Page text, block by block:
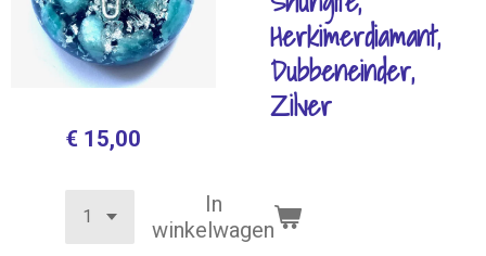
Herkimerdiamant,
Dubbeneinder,
Zilver
€ 15,00
In
winkelwagen